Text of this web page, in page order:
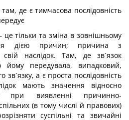
де є тимчасова послідовність
це тільки та зміна в зовнішньому
дією причин; причина з
свій наслідок. Там, де зв´язок
передувала, випадковий,
зв´язку, а є проста послідовність
мають значення відносно
при виявленні причинно-
(в тому числі й правових)
суспільні та звичайні